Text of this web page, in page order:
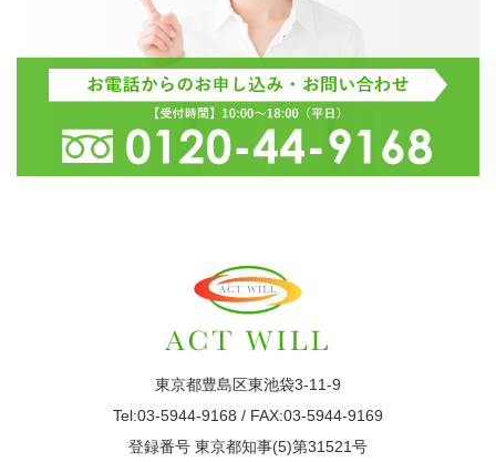
東京都豊島区東池袋3-11-9
Tel:03-5944-9168 / FAX:03-5944-9169
登録番号 東京都知事(5)第31521号